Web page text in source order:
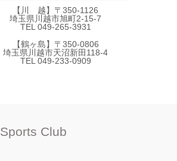
【川 越】〒350-1126
埼玉県川越市旭町2-15-7
TEL 049-265-3931
【鶴ヶ島】〒350-0806
埼玉県川越市天沼新田118-4
TEL 049-233-0909
Sports Club